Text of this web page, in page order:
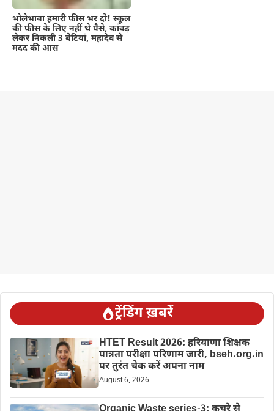
भोलेभाबा हमारी फीस भर दो! स्कूल
की फीस के लिए नहीं थे पैसे, कांवड़
लेकर निकली 3 बेटियां, महादेव से
मदद की आस
ट्रेंडिंग ख़बरें
HTET Result 2026: हरियाणा शिक्षक
पात्रता परीक्षा परिणाम जारी, bseh.org.in
पर तुरंत चेक करें अपना नाम
August 6, 2026